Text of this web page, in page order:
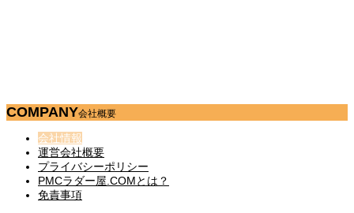
COMPANY会社概要
会社情報
運営会社概要
プライバシーポリシー
PMCラダー屋.COMとは？
免責事項